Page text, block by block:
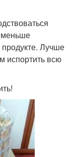
Лучше
испортить всю